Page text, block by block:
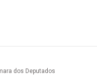
dos Deputados